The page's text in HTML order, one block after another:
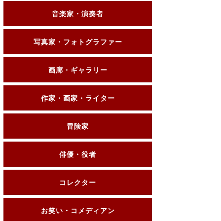
音楽家・演奏者
写真家・フォトグラファー
画廊・ギャラリー
作家・画家・ライター
冒険家
俳優・役者
コレクター
お笑い・コメディアン